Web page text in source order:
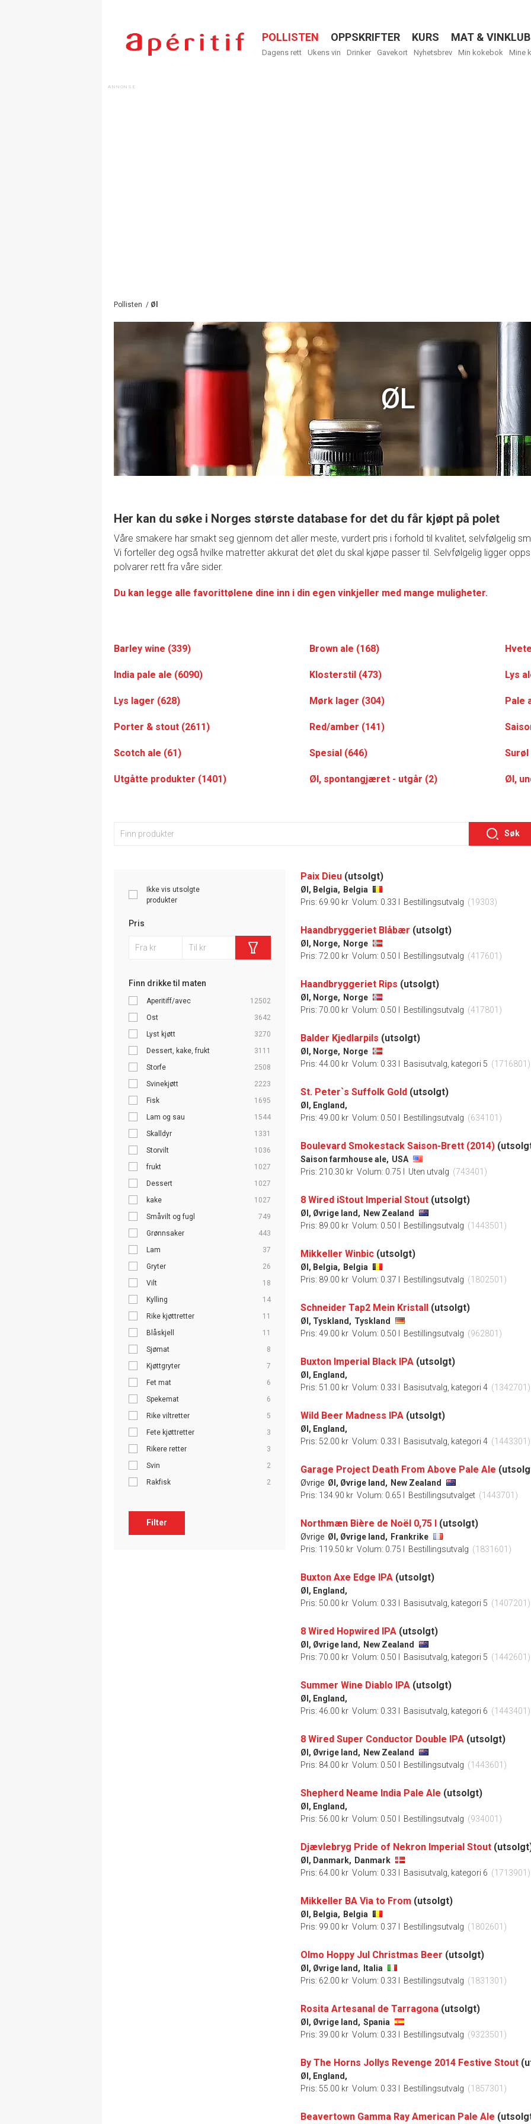
Menu
POLLISTEN OPPSKRIFTER KURS MAT &
Dagens rett Ukens vin Drinker Gavekort Nyhetsbrev Min kokebok Mine
Pollisten / Øl
ØL
Her kan du søke i Norges største database for det du får kjøpt på polet
Våre smakere har smakt seg gjennom det aller meste, vurdert pris i forhold til kvalitet, selvfølgelig
Vi forteller deg også hvilke matretter akkurat det ølet du skal kjøpe passer til. Selvfølgelig ligger
polvarer rett fra våre sider.
Du kan legge alle favorittølene dine inn i din egen vinkjeller med mange muligheter.
Barley wine (339) Brown ale (168)
India pale ale (6090) Klosterstil (473) Lys
Lys lager (628) Mørk lager (304) Pale
Porter & stout (2611) Red/amber (141)
Scotch ale (61) Spesial (646) Surøl
Utgåtte produkter (1401) Øl, spontangjæret - utgår (2) Øl,
Søk
Ikke vis utsolgte
produkter
Pris
Finn drikke til maten
Aperitiff/avec
12502
Ost
3642
Lyst kjøtt
3270
Dessert, kake, frukt
3111
Storfe
2508
Svinekjøtt
2223
Fisk
1695
Lam og sau
1544
Skalldyr
1331
Storvilt
1036
frukt
1027
Dessert
1027
kake
1027
Småvilt og fugl
749
Grønnsaker
443
Lam
37
Gryter
26
Vilt
18
Kylling
14
Rike kjøttretter
11
Blåskjell
11
Sjømat
8
Kjøttgryter
7
Fet mat
6
Spekemat
6
Rike viltretter
5
Fete kjøttretter
3
Rikere retter
3
Svin
2
Rakfisk
2
Filter
Paix Dieu (utsolgt)
Øl, Belgia, Belgia
Pris: 69.90 kr Volum: 0.33 l Bestillingsutvalg (19303)
Haandbryggeriet Blåbær (utsolgt)
Øl, Norge, Norge
Pris: 72.00 kr Volum: 0.50 l Bestillingsutvalg (417601)
Haandbryggeriet Rips (utsolgt)
Øl, Norge, Norge
Pris: 70.00 kr Volum: 0.50 l Bestillingsutvalg (417801)
Balder Kjedlarpils (utsolgt)
Øl, Norge, Norge
Pris: 44.00 kr Volum: 0.33 l Basisutvalg, kategori 5 (1716801)
St. Peter`s Suffolk Gold (utsolgt)
Øl, England,
Pris: 49.00 kr Volum: 0.50 l Bestillingsutvalg (634101)
Boulevard Smokestack Saison-Brett (2014)
Saison farmhouse ale, USA
Pris: 210.30 kr Volum: 0.75 l Uten utvalg (743401)
8 Wired iStout Imperial Stout (utsolgt)
Øl, Øvrige land, New Zealand
Pris: 89.00 kr Volum: 0.50 l Bestillingsutvalg (1443501)
Mikkeller Winbic (utsolgt)
Øl, Belgia, Belgia
Pris: 89.00 kr Volum: 0.37 l Bestillingsutvalg (1802501)
Schneider Tap2 Mein Kristall (utsolgt)
Øl, Tyskland, Tyskland
Pris: 49.00 kr Volum: 0.50 l Bestillingsutvalg (962801)
Buxton Imperial Black IPA (utsolgt)
Øl, England,
Pris: 51.00 kr Volum: 0.33 l Basisutvalg, kategori 4 (1342701)
Wild Beer Madness IPA (utsolgt)
Øl, England,
Pris: 52.00 kr Volum: 0.33 l Basisutvalg, kategori 4 (1443301)
Garage Project Death From Above Pale Ale
Øvrige Øl, Øvrige land, New Zealand
Pris: 134.90 kr Volum: 0.65 l Bestillingsutvalget (1443701)
Northmæn Bière de Noël 0,75 l (utsolgt)
Øvrige Øl, Øvrige land, Frankrike
Pris: 119.50 kr Volum: 0.75 l Bestillingsutvalg (1831601)
Buxton Axe Edge IPA (utsolgt)
Øl, England,
Pris: 50.00 kr Volum: 0.33 l Basisutvalg, kategori 5 (1407201)
8 Wired Hopwired IPA (utsolgt)
Øl, Øvrige land, New Zealand
Pris: 70.00 kr Volum: 0.50 l Basisutvalg, kategori 5 (1442601)
Summer Wine Diablo IPA (utsolgt)
Øl, England,
Pris: 46.00 kr Volum: 0.33 l Basisutvalg, kategori 6 (1443401)
8 Wired Super Conductor Double IPA (utsolgt)
Øl, Øvrige land, New Zealand
Pris: 84.00 kr Volum: 0.50 l Bestillingsutvalg (1443601)
Shepherd Neame India Pale Ale (utsolgt)
Øl, England,
Pris: 56.00 kr Volum: 0.50 l Bestillingsutvalg (934001)
Djævlebryg Pride of Nekron Imperial Stout
Øl, Danmark, Danmark
Pris: 64.00 kr Volum: 0.33 l Basisutvalg, kategori 6 (1713901)
Mikkeller BA Via to From (utsolgt)
Øl, Belgia, Belgia
Pris: 99.00 kr Volum: 0.37 l Bestillingsutvalg (1802601)
Olmo Hoppy Jul Christmas Beer (utsolgt)
Øl, Øvrige land,
Italia
Pris: 62.00 kr Volum: 0.33 l Bestillingsutvalg (1831301)
Rosita Artesanal de Tarragona (utsolgt)
Øl, Øvrige land, Spania
Pris: 39.00 kr Volum: 0.33 l Bestillingsutvalg (9323501)
By The Horns Jollys Revenge 2014 Festive Stout
Øl, England,
Pris: 55.00 kr Volum: 0.33 l Bestillingsutvalg (1857301)
Beavertown Gamma Ray American Pale Ale